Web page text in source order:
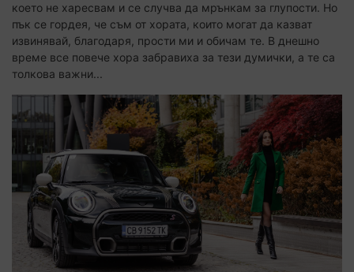
което не харесвам и се случва да мрънкам за глупости. Но
пък се гордея, че съм от хората, които могат да казват
извинявай, благодаря, прости ми и обичам те. В днешно
време все повече хора забравиха за тези думички, а те са
толкова важни...